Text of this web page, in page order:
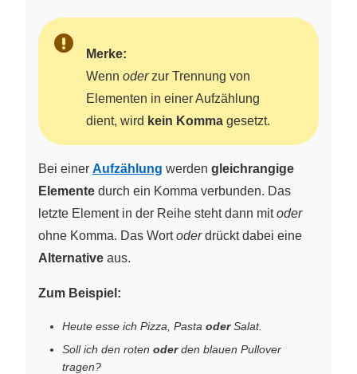
Merke:
Wenn oderzur Trennung von
Elementen in einer Aufzählung
dient, wird kein Komma gesetzt.
Bei einer Aufzählung werden gleichrangige
Elemente durch ein Komma verbunden. Das
letzte Element in der Reihe steht dann mitoder
ohne Komma. Das Wortoderdrückt dabei eine
Alternative aus.
Zum Beispiel:
Heute esse ich Pizza, Pasta oderSalat.
Soll ich den roten oderden blauen Pullover
tragen?